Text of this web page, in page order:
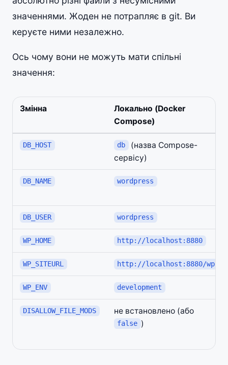
значеннями. Жоден не потрапляє в git. Ви
керуєте ними незалежно.
Ось чому вони не можуть мати спільні
значення:
Змінна
Локально (Docker
Compose)
DB_HOST db
(назва Compose-
сервісу)
DB_NAME wordpress
DB_USER wordpress
WP_HOME http://localhost:8880
WP_SITEURL http://localhost:8880/wp
WP_ENV development
DISALLOW_FILE_MODS не встановлено (або
false )